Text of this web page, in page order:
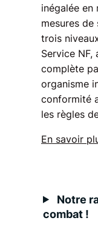
inégalée en
mesures
trois
Service
complète
organisme
conformité
les règles
En savoir
Notre
combat !